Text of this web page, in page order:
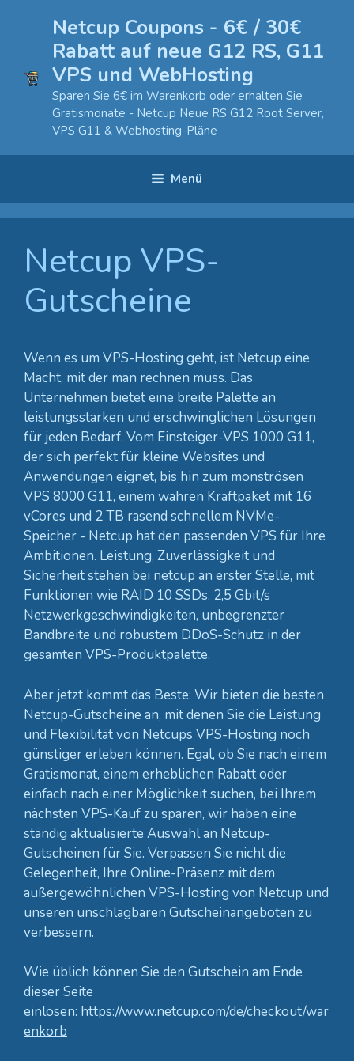
Netcup Coupons - 6€ / 30€
Rabatt auf neue G12 RS, G11
VPS und WebHosting
Sparen Sie 6€ im Warenkorb oder erhalten Sie
Gratismonate - Netcup Neue RS G12 Root Server,
VPS G11 & Webhosting-Pläne
Menü
Netcup VPS-
Gutscheine
Wenn es um VPS-Hosting geht, ist Netcup eine
Macht, mit der man rechnen muss. Das
Unternehmen bietet eine breite Palette an
leistungsstarken und erschwinglichen Lösungen
für jeden Bedarf. Vom Einsteiger-VPS 1000 G11,
der sich perfekt für kleine Websites und
Anwendungen eignet, bis hin zum monströsen
VPS 8000 G11, einem wahren Kraftpaket mit 16
vCores und 2 TB rasend schnellem NVMe-
Speicher - Netcup hat den passenden VPS für Ihre
Ambitionen. Leistung, Zuverlässigkeit und
Sicherheit stehen bei netcup an erster Stelle, mit
Funktionen wie RAID 10 SSDs, 2,5 Gbit/s
Netzwerkgeschwindigkeiten, unbegrenzter
Bandbreite und robustem DDoS-Schutz in der
gesamten VPS-Produktpalette.
Aber jetzt kommt das Beste: Wir bieten die besten
Netcup-Gutscheine an, mit denen Sie die Leistung
und Flexibilität von Netcups VPS-Hosting noch
günstiger erleben können. Egal, ob Sie nach einem
Gratismonat, einem erheblichen Rabatt oder
einfach nach einer Möglichkeit suchen, bei Ihrem
nächsten VPS-Kauf zu sparen, wir haben eine
ständig aktualisierte Auswahl an Netcup-
Gutscheinen für Sie. Verpassen Sie nicht die
Gelegenheit, Ihre Online-Präsenz mit dem
außergewöhnlichen VPS-Hosting von Netcup und
unseren unschlagbaren Gutscheinangeboten zu
verbessern.
Wie üblich können Sie den Gutschein am Ende
dieser Seite
einlösen: https://www.netcup.com/de/checkout/war
enkorb